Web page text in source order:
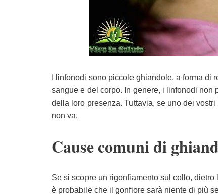
I linfonodi sono piccole ghiandole, a forma di
sangue e del corpo. In genere, i linfonodi
della loro presenza. Tuttavia, se uno dei
non va.
Cause comuni di
Se si scopre un rigonfiamento sul collo,
è probabile che il gonfiore sarà niente di più